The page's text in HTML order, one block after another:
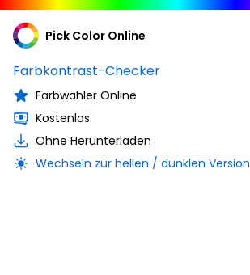
Pick Color Online
Farbkontrast-Checker
Farbwähler Online
Kostenlos
Ohne Herunterladen
Wechseln zur hellen / dunklen Version